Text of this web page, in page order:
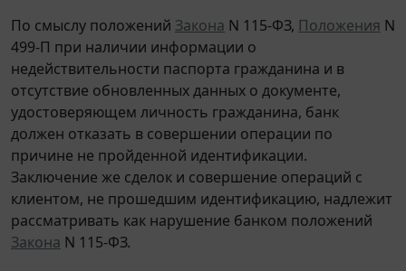
По смыслу положений Закона N 115-ФЗ, Положения N
499-П при наличии информации о
недействительности паспорта гражданина и в
отсутствие обновленных данных о документе,
удостоверяющем личность гражданина, банк
должен отказать в совершении операции по
причине не пройденной идентификации.
Заключение же сделок и совершение операций с
клиентом, не прошедшим идентификацию, надлежит
рассматривать как нарушение банком положений
Закона N 115-ФЗ.